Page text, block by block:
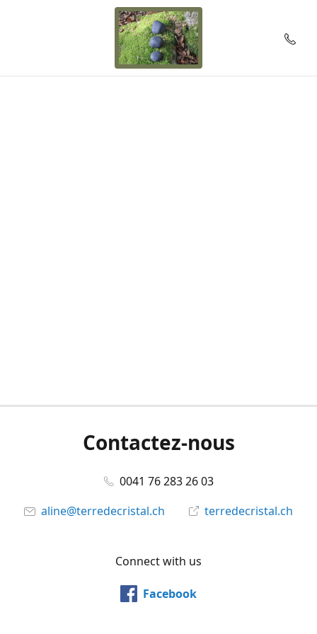
Contactez-nous
0041 76 283 26 03
aline@terredecristal.ch
terredecristal.ch
Connect with us
Facebook